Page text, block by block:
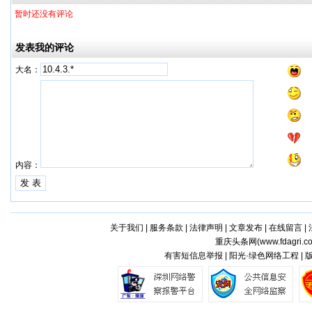
暂时还没有评论
发表我的评论
大名：
内容：
关于我们 服务条款 法律声明 文章发布| 在线留言|
重庆头条网(
有害短信息举报 | 阳光·绿色网络工程 |